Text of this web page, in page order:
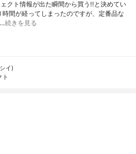
クト情報が出た瞬間から買う!!と決めてい
間が経ってしまったのですが、定番品な
続きを見る
イ)
ト